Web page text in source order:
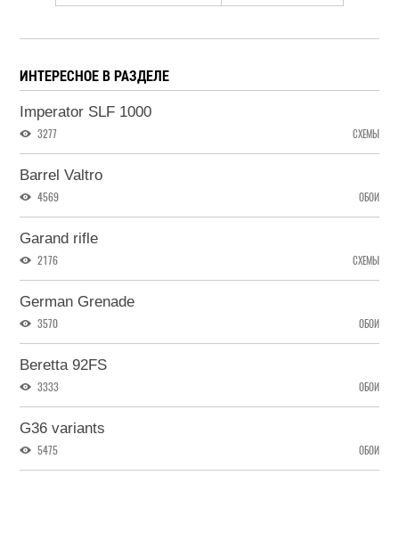
ИНТЕРЕСНОЕ В РАЗДЕЛЕ
Imperator SLF 1000
3277 СХЕМЫ
Barrel Valtro
4569 ОБОИ
Garand rifle
2176 СХЕМЫ
German Grenade
3570 ОБОИ
Beretta 92FS
3333 ОБОИ
G36 variants
5475 ОБОИ